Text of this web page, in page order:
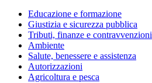
Educazione e formazione
Giustizia e sicurezza pubblica
Tributi, finanze e contravvenzioni
Ambiente
Salute, benessere e assistenza
Autorizzazioni
Agricoltura e pesca